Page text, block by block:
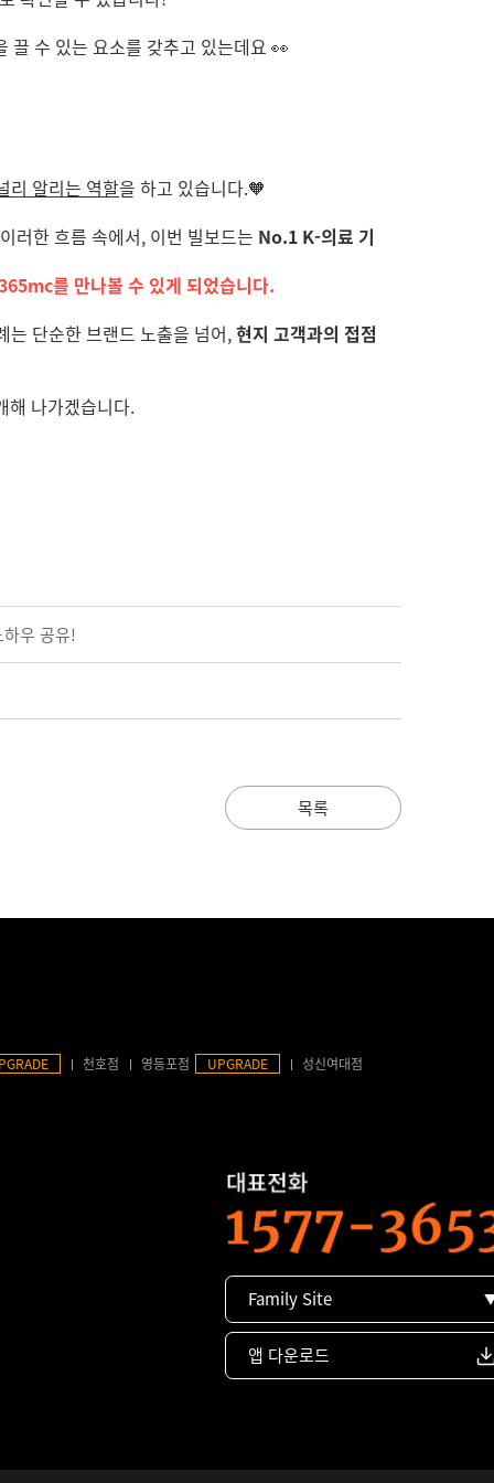
끌 수 있는 요소를 갖추고 있는데요 👀
리 알리는 역할을 하고 있습니다.🧡
러한 흐름 속에서, 이번 빌보드는 No.1 K-의료 기
를 만나볼 수 있게 되었습니다.
단순한 브랜드 노출을 넘어,현지 고객과의 접점
해 나가겠습니다.
우 공유!
목록
천호점 영등포점 UPGRADE 성신여대점
Family Site
앱 다운로드